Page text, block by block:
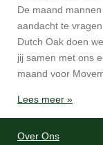
De maand
aandacht te
Dutch Oak doen
jij samen met ons
maand voor
Lees meer »
Over Ons